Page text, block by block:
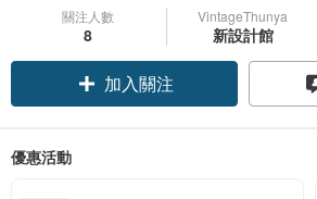
關注人數
8
VintageThunya
新設計館
加入關注
優惠活動